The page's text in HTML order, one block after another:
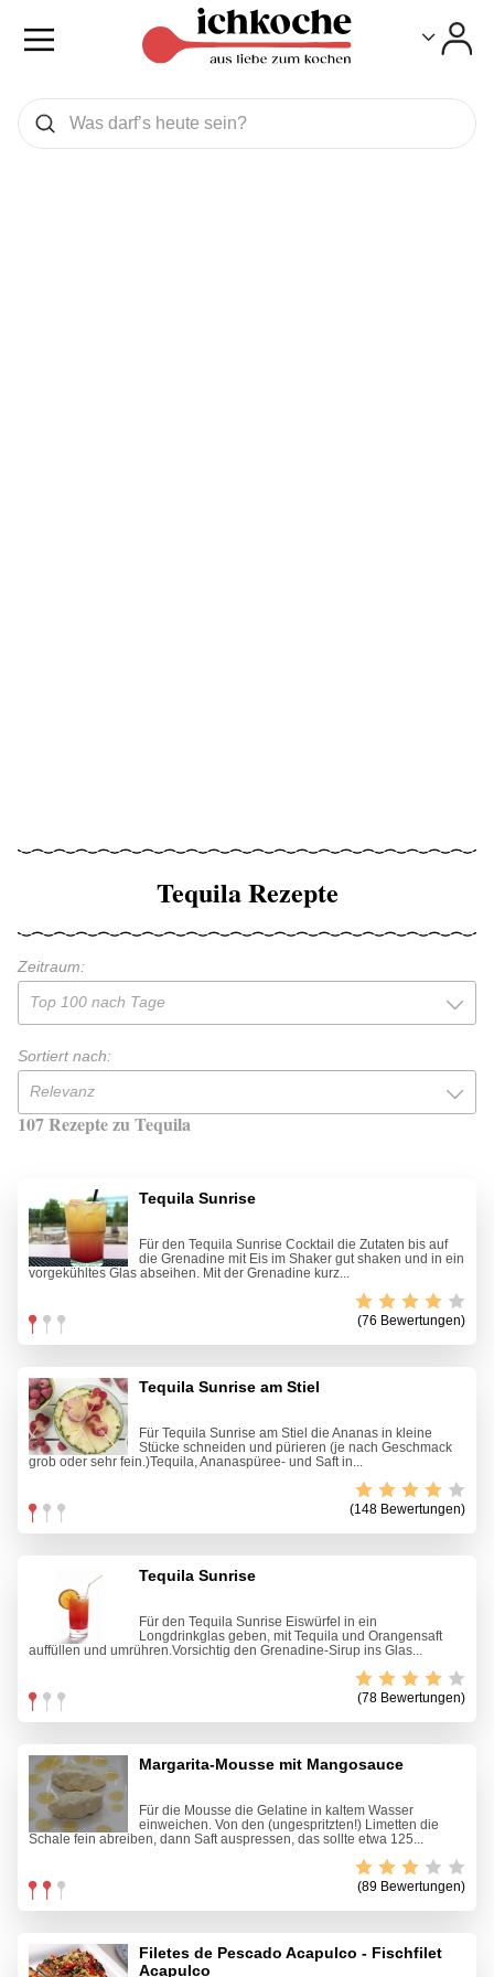
Was wollen Sie suchen
Suchen
Tequila Rezepte
Zeitraum:
Top 100 nach Tage
Sortiert nach:
Relevanz
107 Rezepte zu Tequila
Tequila Sunrise
Für den Tequila Sunrise Cocktail die Zutaten bis auf
die Grenadine mit Eis im Shaker gut shaken und in ein
vorgekühltes Glas abseihen. Mit der Grenadine kurz...
(76 Bewertungen)
Tequila Sunrise am Stiel
Für Tequila Sunrise am Stiel die Ananas in kleine
Stücke schneiden und pürieren (je nach Geschmack
grob oder sehr fein.)Tequila, Ananaspüree- und Saft in...
(148 Bewertungen)
Tequila Sunrise
Für den Tequila Sunrise Eiswürfel in ein
Longdrinkglas geben, mit Tequila und Orangensaft
auffüllen und umrühren.Vorsichtig den Grenadine-Sirup ins Glas...
(78 Bewertungen)
Margarita-Mousse mit Mangosauce
Für die Mousse die Gelatine in kaltem Wasser
einweichen. Von den (ungespritzten!) Limetten die
Schale fein abreiben, dann Saft auspressen, das sollte etwa 125...
(89 Bewertungen)
Filetes de Pescado Acapulco - Fischfilet
Acapulco